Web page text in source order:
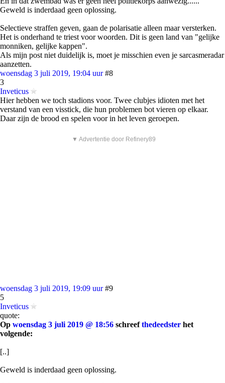
Geweld is inderdaad geen oplossing.
Selectieve straffen geven, gaan de polarisatie alleen maar versterken.
Het is onderhand te triest voor woorden. Dit is geen land van "gelijke
monniken, gelijke kappen".
Als mijn post niet duidelijk is, moet je misschien even je sarcasmeradar
aanzetten.
woensdag 3 juli 2019, 19:04 uur #8
3
Inveticus
Hier hebben we toch stadions voor. Twee clubjes idioten met het
verstand van een visstick, die hun problemen bot vieren op elkaar.
Daar zijn de brood en spelen voor in het leven geroepen.
▼ Advertentie door Refinery89
woensdag 3 juli 2019, 19:09 uur #9
5
Inveticus
quote:
Op woensdag 3 juli 2019 @ 18:56 schreefthedeedster het
volgende:
[..]
Geweld is inderdaad geen oplossing.